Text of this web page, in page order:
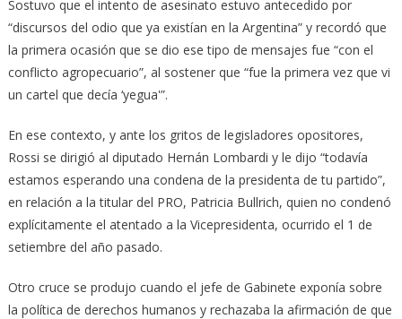
Sostuvo que el intento de asesinato estuvo antecedido por
“discursos del odio que ya existían en la Argentina” y recordó que
la primera ocasión que se dio ese tipo de mensajes fue “con el
conflicto agropecuario”, al sostener que “fue la primera vez que vi
un cartel que decía ‘yegua'”.
En ese contexto, y ante los gritos de legisladores opositores,
Rossi se dirigió al diputado Hernán Lombardi y le dijo “todavía
estamos esperando una condena de la presidenta de tu partido”,
en relación a la titular del PRO, Patricia Bullrich, quien no condenó
explícitamente el atentado a la Vicepresidenta, ocurrido el 1 de
setiembre del año pasado.
Otro cruce se produjo cuando el jefe de Gabinete exponía sobre
la política de derechos humanos y rechazaba la afirmación de que